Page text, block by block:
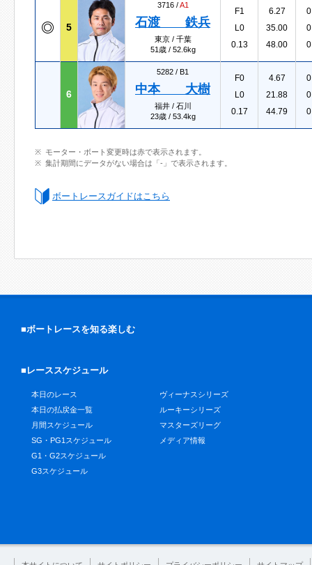
5
3716 /A1
石渡 鉄兵
東京 / 千葉
51歳 / 52.6kg
F1
L0
0.13
6.27
35.00
48.00
6
5282 / B1
中本 大樹
福井 / 石川
23歳 / 53.4kg
F0
L0
0.17
4.67
21.88
44.79
モーター・ボート変更時は赤で表示されます。
集計期間にデータがない場合は「-」で表示されます。
ボートレースガイドはこちら
■ボートレースを知る楽しむ
■レーススケジュール
本日のレース
本日の払戻金一覧
月間スケジュール
SG・PG1スケジュール
G1・G2スケジュール
G3スケジュール
ヴィーナスシリーズ
ルーキーシリーズ
マスターズリーグ
メディア情報